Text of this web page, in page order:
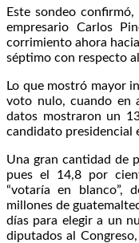
Este sondeo
empresario Carlos
corrimiento ahora
séptimo con respecto
Lo que mostró mayor
voto nulo, cuando en
datos mostraron un
candidato presidencial
Una gran cantidad de
pues el 14,8 por
“votaría en blanco”,
millones de
días para elegir a un
diputados al